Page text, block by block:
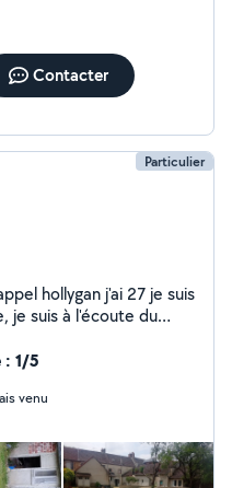
Contacter
Particulier
hollygan j'ai 27 je suis
je suis à l'écoute du
: 1/5
venu